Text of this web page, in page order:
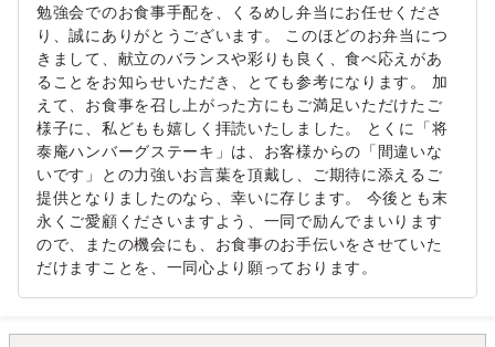
勉強会でのお食事手配を、くるめし弁当にお任せくださ
り、誠にありがとうございます。 このほどのお弁当につ
きまして、献立のバランスや彩りも良く、食べ応えがあ
ることをお知らせいただき、とても参考になります。 加
えて、お食事を召し上がった方にもご満足いただけたご
様子に、私どもも嬉しく拝読いたしました。 とくに「将
泰庵ハンバーグステーキ」は、お客様からの「間違いな
いです」との力強いお言葉を頂戴し、ご期待に添えるご
提供となりましたのなら、幸いに存じます。 今後とも末
永くご愛顧くださいますよう、一同で励んでまいります
ので、またの機会にも、お食事のお手伝いをさせていた
だけますことを、一同心より願っております。